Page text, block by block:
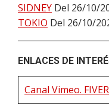
SIDNEY Del 26/10/
TOKIO Del 26/10/
ENLACES DE
Canal Vimeo. FIVER